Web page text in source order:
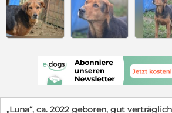
„Luna“, ca. 2022 geboren, gut